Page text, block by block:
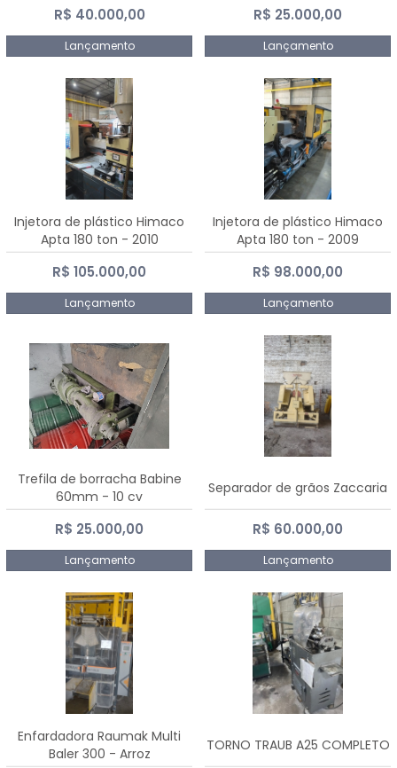
R$ 40.000,00
Lançamento
R$ 25.000,00
Lançamento
Injetora de plástico Himaco
Apta 180 ton - 2010
R$ 105.000,00
Lançamento
Injetora de plástico Himaco
Apta 180 ton - 2009
R$ 98.000,00
Lançamento
Trefila de borracha Babine
60mm - 10 cv
R$ 25.000,00
Lançamento
Separador de grãos Zaccaria
R$ 60.000,00
Lançamento
Enfardadora Raumak Multi
Baler 300 - Arroz
TORNO TRAUB A25 COMPLETO